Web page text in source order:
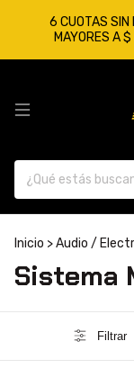
6 CUOTAS SIN
MAYORES A
Inicio >Audio /
Sistema
Filtrar